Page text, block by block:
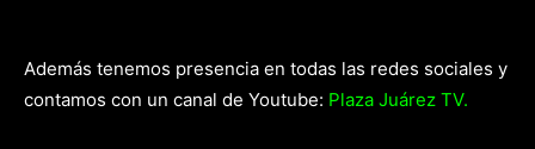
Además tenemos presencia en todas las redes sociales y
contamos con un canal de Youtube: Plaza Juárez TV.